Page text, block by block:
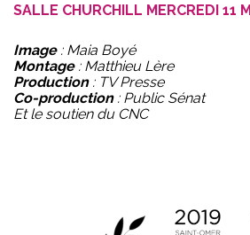
SALLE CHURCHILL MERCREDI 11
Image: Maia Boyé
Montage: Matthieu Lère
Production: TV Presse
Co-production: Public Sénat
Et le soutien du CNC